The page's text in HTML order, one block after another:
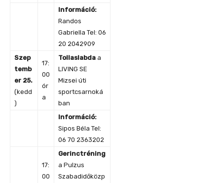
Információ:
Randos
Gabriella Tel: 06
20 2042909
Szep
temb
er 25.
(kedd
)
17:
00
ór
a
Tollaslabda a
LIVING SE
Mizsei úti
sportcsarnoká
ban
Információ:
Sipos Béla Tel:
06 70 2363202
17:
00
Gerinctréning
a Pulzus
Szabadidőközp